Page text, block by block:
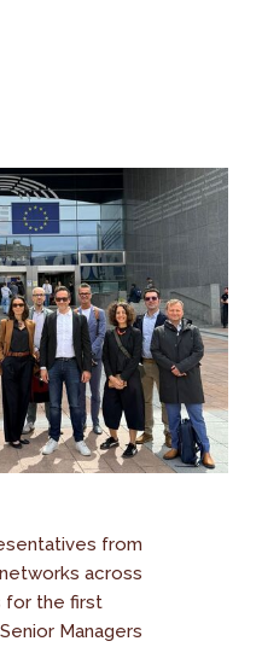
from
across
for the first
Managers